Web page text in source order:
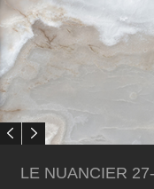
LE NUANCIER